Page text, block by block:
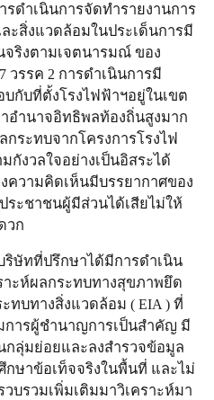
ดำเนินการจัดทำรายงานการ
ะสิ่งแวดล้อมในประเด็นการมี
จริงตามเจตนารมณ์ ของ
วรรค 2 การดำเนินการมี
กับที่ตั้งโรงไฟฟ้าฯอยู่ในเขต
ำนาจอิทธิพลท้องถิ่นสูงมาก
ระทบจากโครงการโรงไฟ
กังวลใจอย่างเป็นอิสระได้
ความคิดเห็นมีบรรยากาศของ
ะชาชนผู้มีส่วนได้เสียไม่ให้
วก
ริษัทที่ปรึกษาได้มีการดำเนิน
ะห์ผลกระทบทางสุขภาพยึด
ทบทางสิ่งแวดล้อม ( EIA ) ที่
ารผู้ชำนาญการเป็นสำคัญ มี
กลุ่มย่อยและลงสำรวจข้อมูล
กษาข้อเท็จจริงในพื้นที่ และไม่
รวมเพิ่มเติมมาวิเคราะห์มา